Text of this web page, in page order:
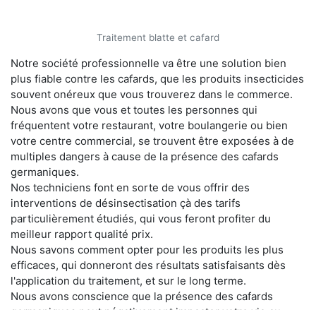
Traitement blatte et cafard
Notre société professionnelle va être une solution bien
plus fiable contre les cafards, que les produits insecticides
souvent onéreux que vous trouverez dans le commerce.
Nous avons que vous et toutes les personnes qui
fréquentent votre restaurant, votre boulangerie ou bien
votre centre commercial, se trouvent être exposées à de
multiples dangers à cause de la présence des cafards
germaniques.
Nos techniciens font en sorte de vous offrir des
interventions de désinsectisation çà des tarifs
particulièrement étudiés, qui vous feront profiter du
meilleur rapport qualité prix.
Nous savons comment opter pour les produits les plus
efficaces, qui donneront des résultats satisfaisants dès
l'application du traitement, et sur le long terme.
Nous avons conscience que la présence des cafards